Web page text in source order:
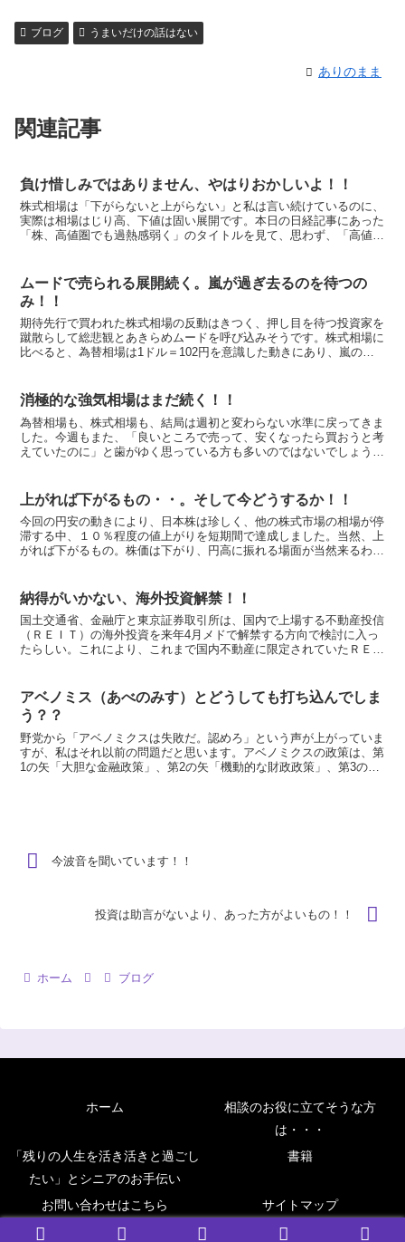
ブログ うまいだけの話はない
ありのまま
関連記事
負け惜しみではありません、やはりおかしいよ！！
株式相場は「下がらないと上がらない」と私は言い続けているのに、
実際は相場はじり高、下値は固い展開です。本日の日経記事にあった
「株、高値圏でも過熱感弱く」のタイトルを見て、思わず、「高値圏
ムードで売られる展開続く。嵐が過ぎ去るのを待つの
み！！
期待先行で買われた株式相場の反動はきつく、押し目を待つ投資家を
蹴散らして総悲観とあきらめムードを呼び込みそうです。株式相場に
比べると、為替相場は1ドル＝102円を意識した動きにあり、嵐の中
消極的な強気相場はまだ続く！！
為替相場も、株式相場も、結局は週初と変わらない水準に戻ってきま
した。今週もまた、「良いところで売って、安くなったら買おうと考
えていたのに」と歯がゆく思っている方も多いのではないでしょう
上がれば下がるもの・・。そして今どうするか！！
今回の円安の動きにより、日本株は珍しく、他の株式市場の相場が停
滞する中、１０％程度の値上がりを短期間で達成しました。当然、上
がれば下がるもの。株価は下がり、円高に振れる場面が当然来るわけ
納得がいかない、海外投資解禁！！
国土交通省、金融庁と東京証券取引所は、国内で上場する不動産投信
（ＲＥＩＴ）の海外投資を来年4月メドで解禁する方向で検討に入っ
たらしい。これにより、これまで国内不動産に限定されていたＲＥＩ
アベノミス（あべのみす）とどうしても打ち込んでしま
う？？
野党から「アベノミクスは失敗だ。認めろ」という声が上がっていま
すが、私はそれ以前の問題だと思います。アベノミクスの政策は、第
1の矢「大胆な金融政策」、第2の矢「機動的な財政政策」、第3の矢
今波音を聞いています！！
投資は助言がないより、あった方がよいもの！！
ホーム ブログ
ホーム
相談のお役に立てそうな方
は・・・
「残りの人生を活き活きと過ごし
たい」とシニアのお手伝い
書籍
お問い合わせはこちら サイトマップ
Copyright © 2006 前川FP事務所アドバンス All Rights Reserved.